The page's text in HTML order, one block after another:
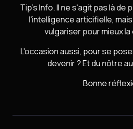
Tip's Info. Il ne s'agit pas là de
l'intelligence articifielle,
vulgariser pour mieux
L'occasion aussi, pour se
devenir ? Et du nôtre
Bonne